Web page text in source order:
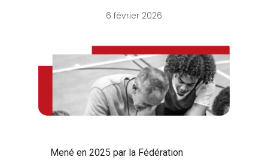
6 février 2026
Mené en 2025 par la Fédération